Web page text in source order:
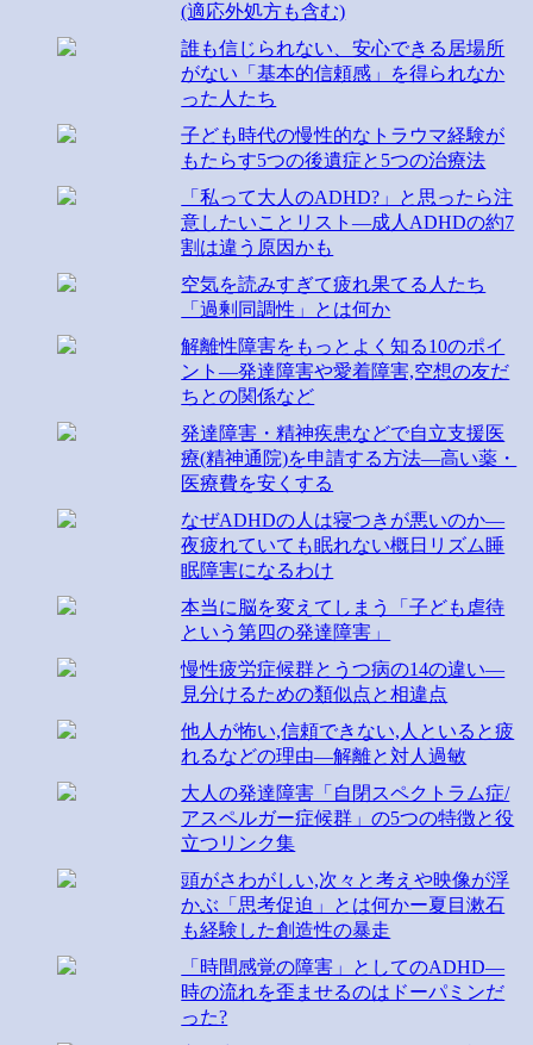
(適応外処方も含む)
誰も信じられない、安心できる居場所
がない「基本的信頼感」を得られなか
った人たち
子ども時代の慢性的なトラウマ経験が
もたらす5つの後遺症と5つの治療法
「私って大人のADHD?」と思ったら注
意したいことリスト―成人ADHDの約7
割は違う原因かも
空気を読みすぎて疲れ果てる人たち
「過剰同調性」とは何か
解離性障害をもっとよく知る10のポイ
ント―発達障害や愛着障害,空想の友だ
ちとの関係など
発達障害・精神疾患などで自立支援医
療(精神通院)を申請する方法―高い薬・
医療費を安くする
なぜADHDの人は寝つきが悪いのか―
夜疲れていても眠れない概日リズム睡
眠障害になるわけ
本当に脳を変えてしまう「子ども虐待
という第四の発達障害」
慢性疲労症候群とうつ病の14の違い―
見分けるための類似点と相違点
他人が怖い,信頼できない,人といると疲
れるなどの理由―解離と対人過敏
大人の発達障害「自閉スペクトラム症/
アスペルガー症候群」の5つの特徴と役
立つリンク集
頭がさわがしい,次々と考えや映像が浮
かぶ「思考促迫」とは何かー夏目漱石
も経験した創造性の暴走
「時間感覚の障害」としてのADHD―
時の流れを歪ませるのはドーパミンだ
った?